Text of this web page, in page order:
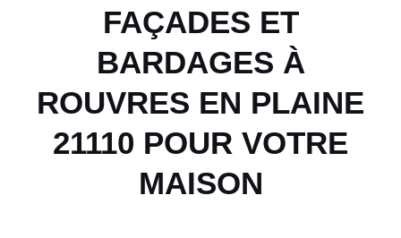
FAÇADES ET
BARDAGES À
ROUVRES EN PLAINE
21110 POUR VOTRE
MAISON